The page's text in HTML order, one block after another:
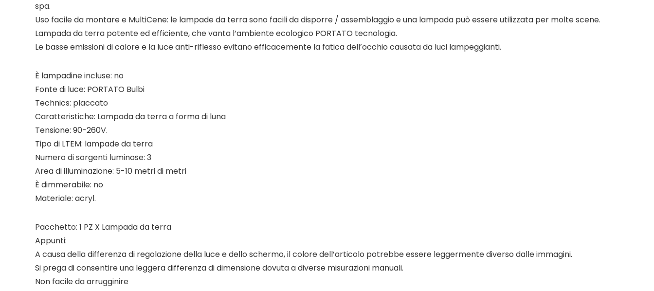
spa.
Uso facile da montare e MultiCene: le lampade da terra sono facili da disporre / assemblaggio e una lampada può essere utilizzata per molte scene.
Lampada da terra potente ed efficiente, che vanta l’ambiente ecologico PORTATO tecnologia.
Le basse emissioni di calore e la luce anti-riflesso evitano efficacemente la fatica dell’occhio causata da luci lampeggianti.
È lampadine incluse: no
Fonte di luce: PORTATO Bulbi
Technics: placcato
Caratteristiche: Lampada da terra a forma di luna
Tensione: 90-260V.
Tipo di LTEM: lampade da terra
Numero di sorgenti luminose: 3
Area di illuminazione: 5-10 metri di metri
È dimmerabile: no
Materiale: acryl.
Pacchetto: 1 PZ X Lampada da terra
Appunti:
A causa della differenza di regolazione della luce e dello schermo, il colore dell’articolo potrebbe essere leggermente diverso dalle immagini.
Si prega di consentire una leggera differenza di dimensione dovuta a diverse misurazioni manuali.
Non facile da arrugginire